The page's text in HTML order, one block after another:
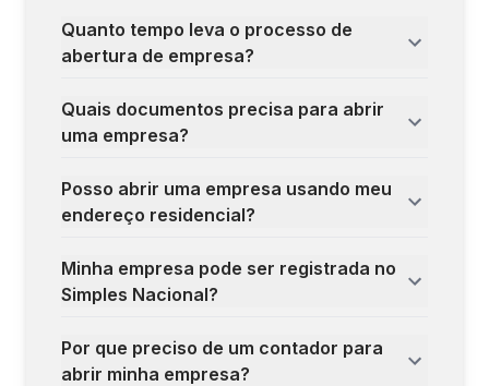
Quanto tempo leva o processo de
abertura de empresa?
Quais documentos precisa para abrir
uma empresa?
Posso abrir uma empresa usando meu
endereço residencial?
Minha empresa pode ser registrada no
Simples Nacional?
Por que preciso de um contador para
abrir minha empresa?